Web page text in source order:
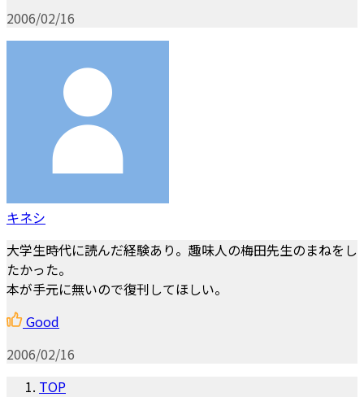
2006/02/16
キネシ
大学生時代に読んだ経験あり。趣味人の梅田先生のまねをし
たかった。
本が手元に無いので復刊してほしい。
Good
2006/02/16
TOP